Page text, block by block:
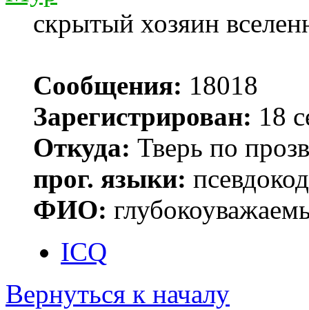
скрытый хозяин
Сообщения: 18018
Зарегистрирован: 18
Откуда: Тверь по
прог. языки:
ФИО:
ICQ
Вернуться к началу